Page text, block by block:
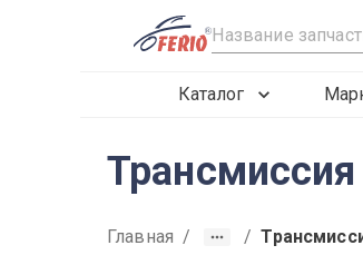
R
Каталог
Главная / /